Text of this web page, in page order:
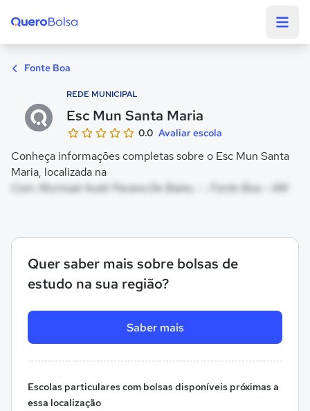
Fonte Boa
REDE MUNICIPAL
Esc Mun Santa Maria
0.0 Avaliar escola
Conheça informações completas sobre o Esc Mun Santa
Maria, localizada na
Com. Murinzal Auati Parana De Baixo, - , Fonte Boa - AM
Quer saber mais sobre bolsas de
estudo na sua região?
Saber mais
Escolas particulares com bolsas disponíveis próximas a
essa localização